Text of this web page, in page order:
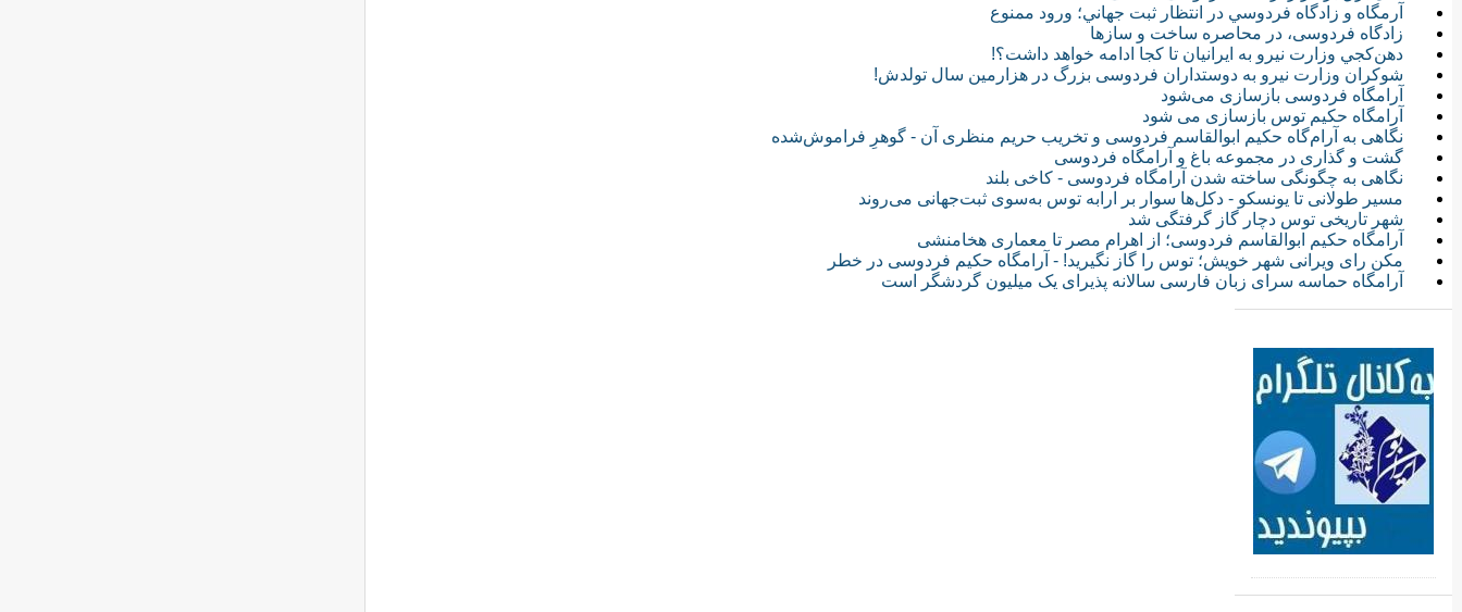
آرمگاه و زادگاه فردوسي در انتظار ثبت جهاني؛ ورود ممنوع
زادگاه فردوسی، در محاصره ساخت و سازها
دهن‌كجي وزارت نيرو به ايرانيان تا كجا ادامه خواهد داشت؟!
شوکران وزارت نیرو به دوستداران فردوسی بزرگ در هزارمین سال تولدش!
آرامگاه فردوسی بازسازی می‌شود
آرامگاه حکیم توس بازسازى مى شود
نگاهی به آرام‌گاه حكيم ابوالقاسم فردوسی و تخریب حریم منظری آن - گوهرِ فراموش‌شده
گشت و گذاری در مجموعه باغ و آرامگاه فردوسی
نگاهی به چگونگی ساخته شدن آرامگاه فردوسی - کاخی بلند
مسیر طولانی تا یونسکو - دکل‌ها سوار بر ارابه توس به‌سوی ثبت‌جهانی می‌روند
شهر تاریخی توس دچار گاز گرفتگی شد
آرامگاه حکیم ابوالقاسم فردوسی؛ از اهرام مصر تا معماری هخامنشی
مکن رای ویرانی شهر خویش؛ توس را گاز نگیرید! - آرامگاه حکیم فردوسی در خطر
آرامگاه حماسه سرای زبان فارسی سالانه پذیرای یک میلیون گردشگر است